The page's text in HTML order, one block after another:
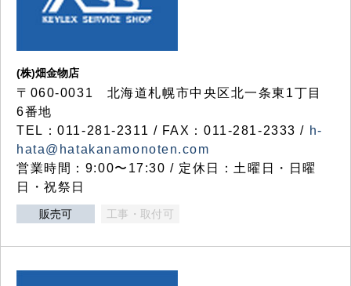
(株)畑金物店
〒060-0031 北海道札幌市中央区北一条東1丁目
6番地
TEL：011-281-2311 / FAX：011-281-2333 / h-
hata@hatakanamonoten.com
営業時間：9:00〜17:30 / 定休日：土曜日・日曜
日・祝祭日
販売可 工事・取付可